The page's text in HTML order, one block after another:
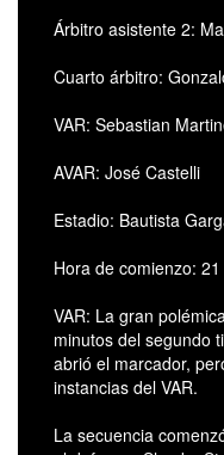
Árbitro asistente 2:
Cuarto árbitro:
VAR: Sebastian
AVAR: José Castelli
Estadio: Bautista
Hora de comienzo: 21
VAR: La gran
minutos del segundo
abrió el marcador,
instancias del VAR.
La secuencia